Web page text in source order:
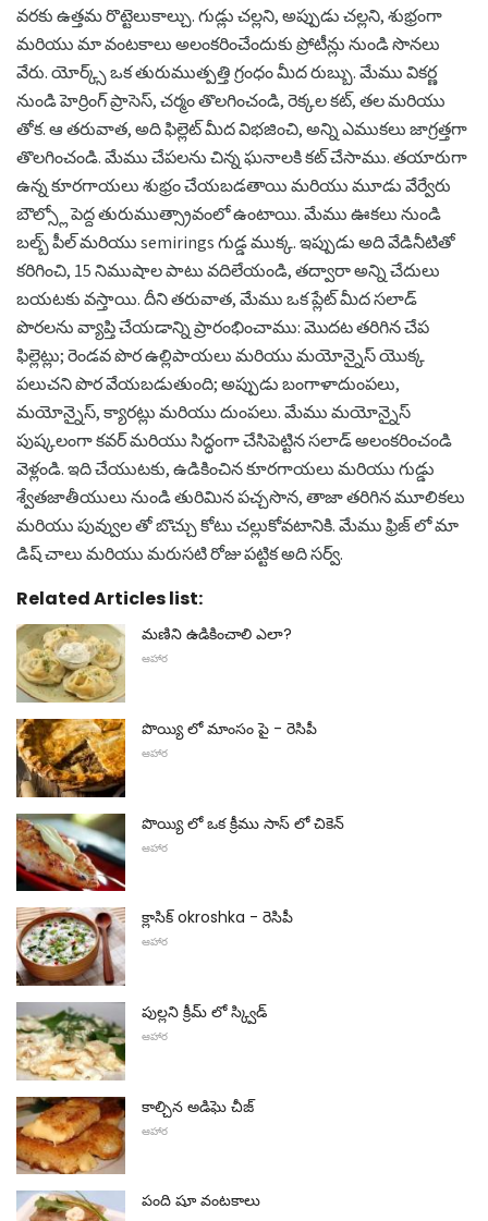
వరకు ఉత్తమ రొట్టెలుకాల్చు. గుడ్లు చల్లని, అప్పుడు చల్లని, శుభ్రంగా
మరియు మా వంటకాలు అలంకరించేందుకు ప్రోటీన్లు నుండి సొనలు
వేరు. యోర్క్స్ ఒక తురుముత్పత్తి గ్రంధం మీద రుబ్బు. మేము వికర్ణ
నుండి హెర్రింగ్ ప్రాసెస్, చర్మం తొలగించండి, రెక్కల కట్, తల మరియు
తోక. ఆ తరువాత, అది ఫిల్లెట్ మీద విభజించి, అన్ని ఎముకలు జాగ్రత్తగా
తొలగించండి. మేము చేపలను చిన్న ఘనాలకి కట్ చేసాము. తయారుగా
ఉన్న కూరగాయలు శుభ్రం చేయబడతాయి మరియు మూడు వేర్వేరు
బౌల్స్లో పెద్ద తురుముత్స్రావంలో ఉంటాయి. మేము ఊకలు నుండి
బల్బ్ పీల్ మరియు semirings గుడ్డ ముక్క. ఇప్పుడు అది వేడినీటితో
కరిగించి, 15 నిముషాల పాటు వదిలేయండి, తద్వారా అన్ని చేదులు
బయటకు వస్తాయి. దీని తరువాత, మేము ఒక ప్లేట్ మీద సలాడ్
పొరలను వ్యాప్తి చేయడాన్ని ప్రారంభించాము: మొదట తరిగిన చేప
ఫిల్లెట్లు; రెండవ పొర ఉల్లిపాయలు మరియు మయోన్నైస్ యొక్క
పలుచని పొర వేయబడుతుంది; అప్పుడు బంగాళాదుంపలు,
మయోన్నైస్, క్యారట్లు మరియు దుంపలు. మేము మయోన్నైస్
పుష్కలంగా కవర్ మరియు సిద్ధంగా చేసిపెట్టిన సలాడ్ అలంకరించండి
వెళ్లండి. ఇది చేయుటకు, ఉడికించిన కూరగాయలు మరియు గుడ్డు
శ్వేతజాతీయులు నుండి తురిమిన పచ్చసొన, తాజా తరిగిన మూలికలు
మరియు పువ్వుల తో బొచ్చు కోటు చల్లుకోవటానికి. మేము ఫ్రిజ్ లో మా
డిష్ చాలు మరియు మరుసటి రోజు పట్టిక అది సర్వ్.
Related Articles list:
మణిని ఉడికించాలి ఎలా?
ఆహార
పొయ్యి లో మాంసం పై - రెసిపీ
ఆహార
పొయ్యి లో ఒక క్రీము సాస్ లో చికెన్
ఆహార
క్లాసిక్ okroshka - రెసిపీ
ఆహార
పుల్లని క్రీమ్ లో స్క్విడ్
ఆహార
కాల్చిన అడిఘె చీజ్
ఆహార
పంది షూ వంటకాలు